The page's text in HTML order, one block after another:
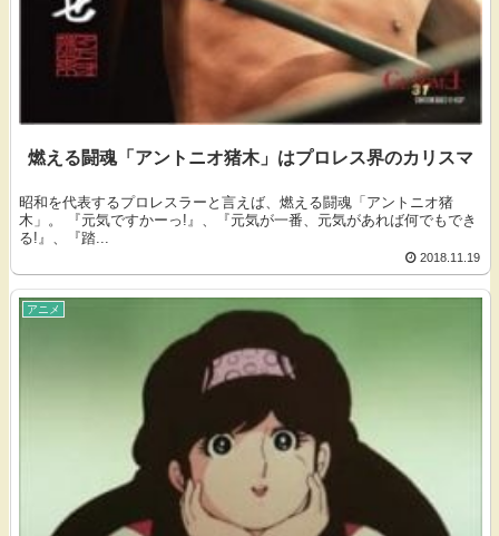
燃える闘魂「アントニオ猪木」はプロレス界のカリスマ
昭和を代表するプロレスラーと言えば、燃える闘魂「アントニオ猪
木」。 『元気ですかーっ!』、『元気が一番、元気があれば何でもでき
る!』、『踏...
2018.11.19
アニメ